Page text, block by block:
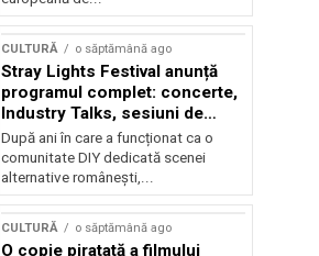
CULTURĂ o săptămână ago
Stray Lights Festival anunță
programul complet: concerte,
Industry Talks, sesiuni de
audiție și noi opțiuni de
participare pentru public
După ani în care a funcționat ca o
comunitate DIY dedicată scenei
alternative românești,...
CULTURĂ o săptămână ago
O copie piratată a filmului